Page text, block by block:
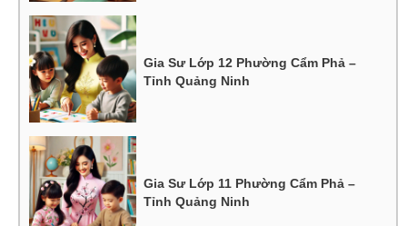
Gia Sư Lớp 12 Phường Cẩm Phả –
Tỉnh Quảng Ninh
Gia Sư Lớp 11 Phường Cẩm Phả –
Tỉnh Quảng Ninh